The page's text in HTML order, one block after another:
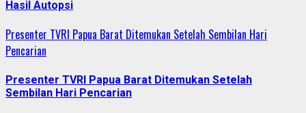
Hasil Autopsi
Presenter TVRI Papua Barat Ditemukan Setelah Sembilan Hari
Pencarian
Presenter TVRI Papua Barat Ditemukan Setelah
Sembilan Hari Pencarian